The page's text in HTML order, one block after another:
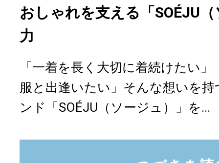
おしゃれを支える「SOÉJU
力
「一着を長く大切に着続けたい
服と出逢いたい」そんな想いを
ンド「SOÉJU（ソージュ）」を...